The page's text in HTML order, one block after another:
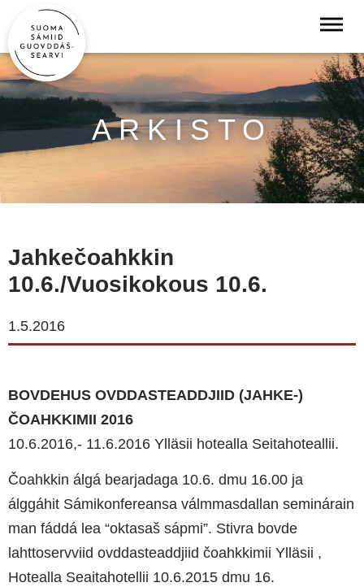
ARKISTO
Jahkečoahkkin
10.6./Vuosikokous 10.6.
1.5.2016
BOVDEHUS OVDDASTEADDJIID (JAHKE-)
ČOAHKKIMII 2016
10.6.2016,- 11.6.2016 Ylläsii hotealla Seitahoteallii.
Čoahkkin álgá bearjadaga 10.6. dmu 16.00 ja
álggáhit Sámikonfereansa válmmasdallan seminárain
man fáddá lea “oktasaš sápmi”. Stivra bovde
lahttoservviid ovddasteaddjiid čoahkkimii Ylläsii ,
Hotealla Seaitahotellii 10.6.2015 dmu 16.